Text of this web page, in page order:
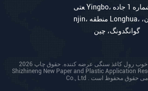
عتی Yingbo، شماره 1 جاده Fe
njin، منطقه Longhua، شنژن،
گوانگدونگ، چین
چین کیفیت خوب رول کاغذ سنگی عرضه کننده. حقوق چاپ 2026 Shenzhen
Shizhineng New Paper and Plastic Application